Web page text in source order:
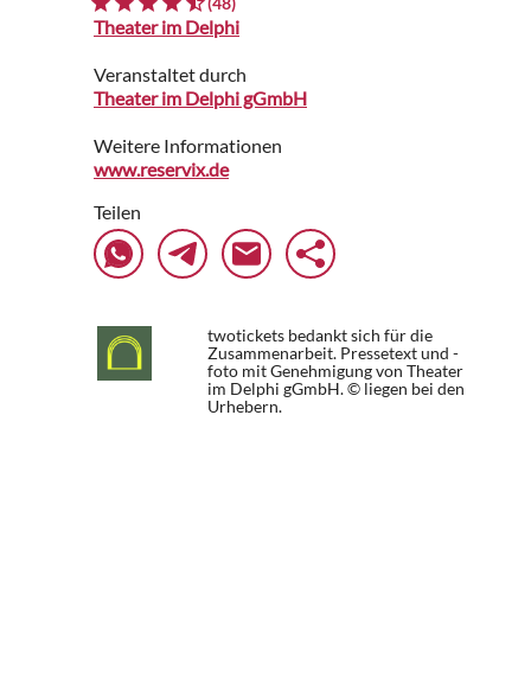
Theater im Delphi
Veranstaltet durch
Theater im Delphi gGmbH
Weitere Informationen
www.reservix.de
Teilen
twotickets bedankt sich für die
Zusammenarbeit. Pressetext und -
foto mit Genehmigung von Theater
im Delphi gGmbH. © liegen bei den
Urhebern.